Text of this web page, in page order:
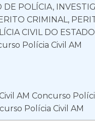
DE POLÍCIA,
CRIMINAL,
CIVIL DO
Polícia Civil AM
AM Concurso
Polícia Civil AM